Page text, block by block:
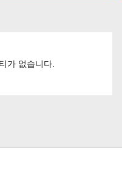
가 없습니다.